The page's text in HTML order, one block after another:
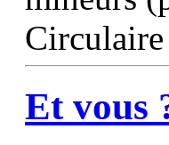
Et vous